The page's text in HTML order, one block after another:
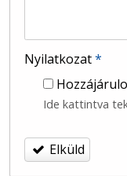
Nyilatkozat*
Ide kattintva
Elküld